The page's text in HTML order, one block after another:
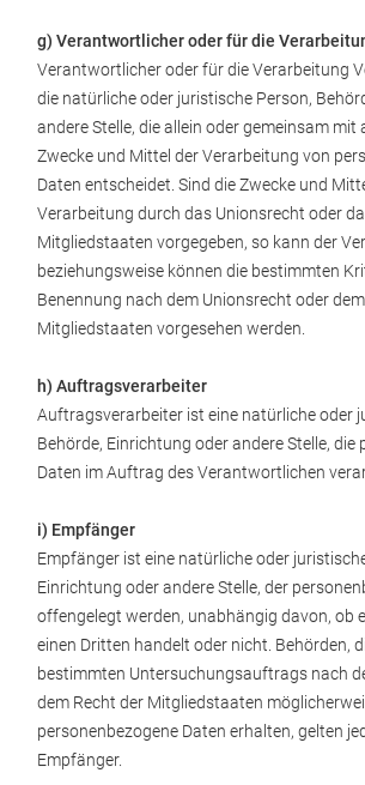
g) Verantwortlicher oder für die
Verantwortlicher oder für die Verarbeitung
die natürliche oder juristische Person,
andere Stelle, die allein oder gemeinsam mit
Zwecke und Mittel der Verarbeitung von
Daten entscheidet. Sind die Zwecke und
Verarbeitung durch das Unionsrecht oder
Mitgliedstaaten vorgegeben, so kann der
beziehungsweise können die bestimmten
Benennung nach dem Unionsrecht oder
Mitgliedstaaten vorgesehen werden.
h) Auftragsverarbeiter
Auftragsverarbeiter ist eine natürliche oder
Behörde, Einrichtung oder andere Stelle, die
Daten im Auftrag des Verantwortlichen
i) Empfänger
Empfänger ist eine natürliche oder
Einrichtung oder andere Stelle, der
offengelegt werden, unabhängig davon, ob
einen Dritten handelt oder nicht. Behörden,
bestimmten Untersuchungsauftrags nach
dem Recht der Mitgliedstaaten
personenbezogene Daten erhalten, gelten
Empfänger.